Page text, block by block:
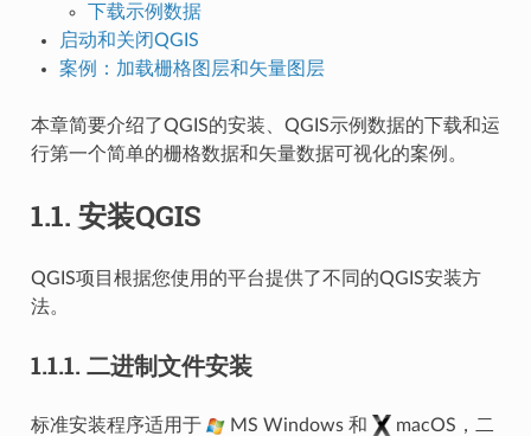
下载示例数据
启动和关闭QGIS
案例：加载栅格图层和矢量图层
本章简要介绍了QGIS的安装、QGIS示例数据的下载和运
行第一个简单的栅格数据和矢量数据可视化的案例。
1.1. 安装QGIS
QGIS项目根据您使用的平台提供了不同的QGIS安装方
法。
1.1.1. 二进制文件安装
标准安装程序适用于 MS Windows 和
macOS，二